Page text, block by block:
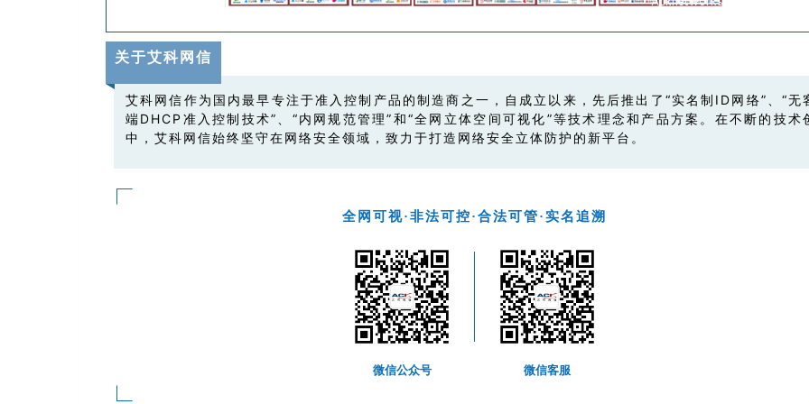
关于艾科网信
艾科网信作为国内最早专注于准入控制产品的制造商之一，自成立以来，先后推出了“实名制ID网络”、“无
端DHCP准入控制技术”、“内网规范管理”和“全网立体空间可视化”等技术理念和产品方案。在不断的技术
中，艾科网信始终坚守在网络安全领域，致力于打造网络安全立体防护的新平台。
全网可视·非法可控·合法可管·实名追溯
微信公众号 微信客服